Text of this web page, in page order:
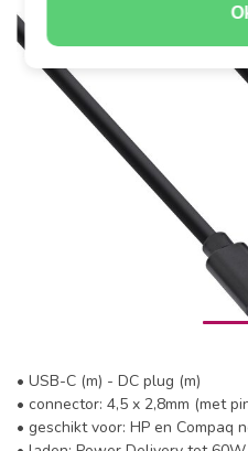
• USB-C (m) - DC plug (m)
• connector: 4,5 x 2,8mm (met
• geschikt voor: HP en Compaq